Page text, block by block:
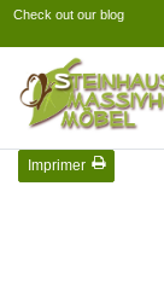
Check out our blog
Imprimer